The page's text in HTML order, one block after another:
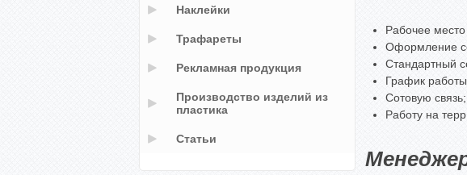
Рабочее
Оформление
Стандартный
График
Сотовую связь;
Работу на
Наклейки
Трафареты
Рекламная продукция
Производство изделий из
пластика
Статьи